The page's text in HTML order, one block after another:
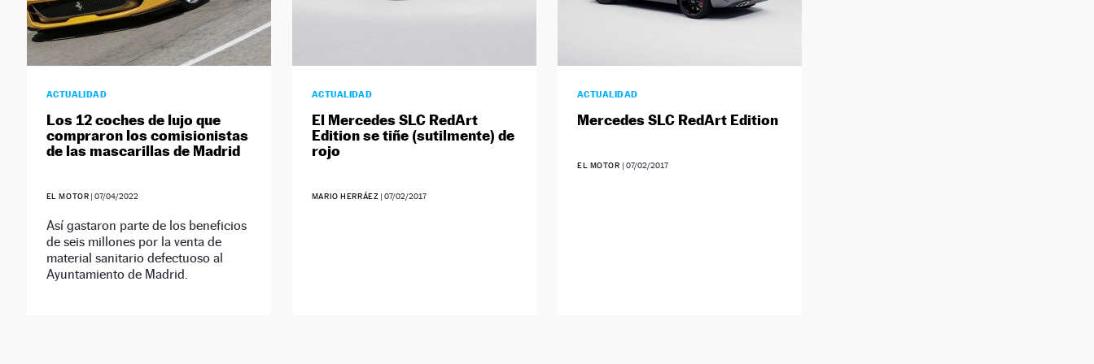
ACTUALIDAD
Los 12 coches de lujo que
compraron los comisionistas
de las mascarillas de Madrid
EL MOTOR |07/04/2022
Así gastaron parte de los beneficios
de seis millones por la venta de
material sanitario defectuoso al
Ayuntamiento de Madrid.
ACTUALIDAD
El Mercedes SLC RedArt
Edition se tiñe (sutilmente) de
rojo
MARIO HERRÁEZ |07/02/2017
ACTUALIDAD
Mercedes SLC RedArt Edition
EL MOTOR | 07/02/2017